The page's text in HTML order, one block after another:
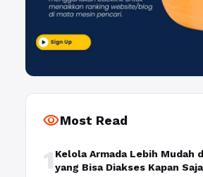
visibilityMost Read
1 Kelola Armada Lebih Mudah
yang Bisa Diakses Kapan Saja